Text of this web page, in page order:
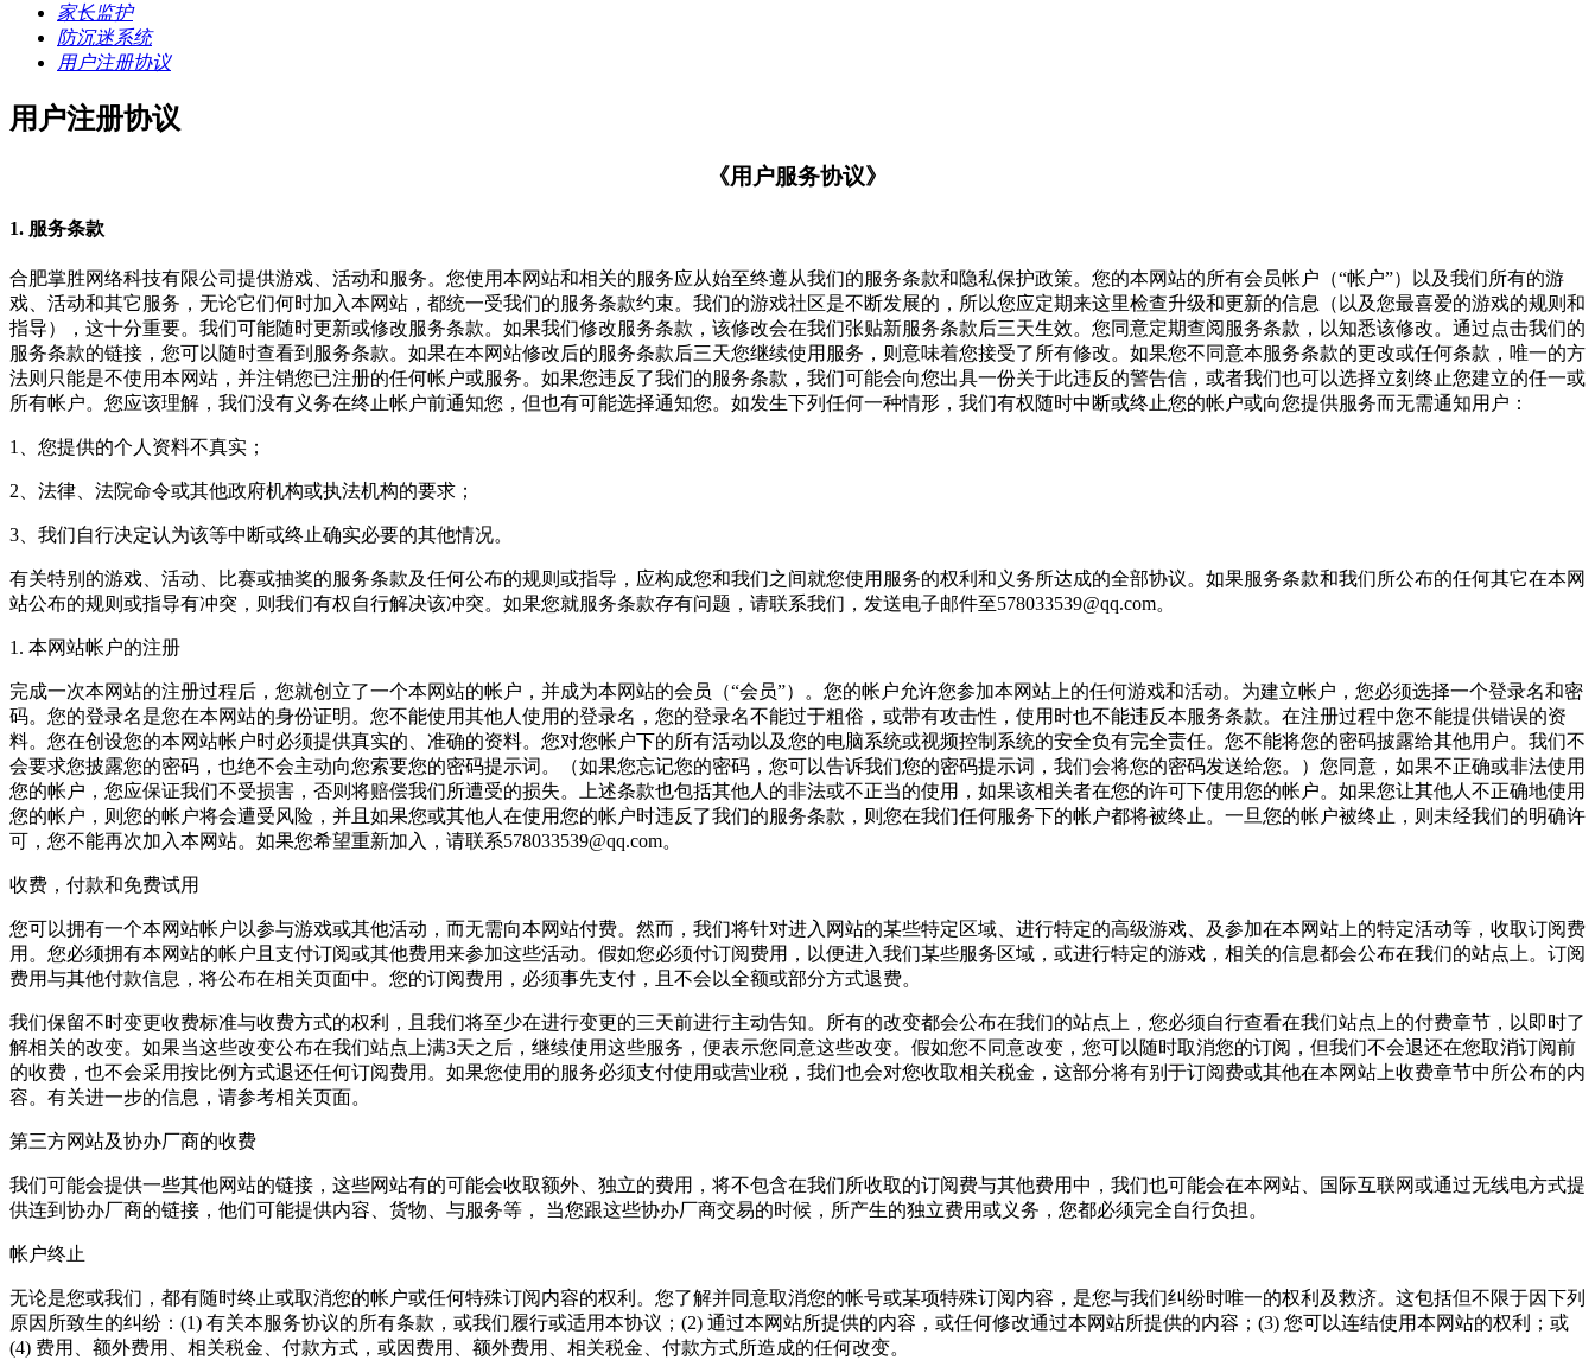
家长监护
防沉迷系统
用户注册协议
用户注册协议
《用户服务协议》
1. 服务条款
合肥掌胜网络科技有限公司提供游戏、活动和服务。您使用本网站和相关的服务应从始至终遵从我们的服务条款和隐私保护政策。您的本网站的所有会员帐户（“帐户”）以及我们所有的游
戏、活动和其它服务，无论它们何时加入本网站，都统一受我们的服务条款约束。我们的游戏社区是不断发展的，所以您应定期来这里检查升级和更新的信息（以及您最喜爱的游戏的规则和
指导），这十分重要。我们可能随时更新或修改服务条款。如果我们修改服务条款，该修改会在我们张贴新服务条款后三天生效。您同意定期查阅服务条款，以知悉该修改。通过点击我们的
服务条款的链接，您可以随时查看到服务条款。如果在本网站修改后的服务条款后三天您继续使用服务，则意味着您接受了所有修改。如果您不同意本服务条款的更改或任何条款，唯一的方
法则只能是不使用本网站，并注销您已注册的任何帐户或服务。如果您违反了我们的服务条款，我们可能会向您出具一份关于此违反的警告信，或者我们也可以选择立刻终止您建立的任一或
所有帐户。您应该理解，我们没有义务在终止帐户前通知您，但也有可能选择通知您。如发生下列任何一种情形，我们有权随时中断或终止您的帐户或向您提供服务而无需通知用户：
1、您提供的个人资料不真实；
2、法律、法院命令或其他政府机构或执法机构的要求；
3、我们自行决定认为该等中断或终止确实必要的其他情况。
有关特别的游戏、活动、比赛或抽奖的服务条款及任何公布的规则或指导，应构成您和我们之间就您使用服务的权利和义务所达成的全部协议。如果服务条款和我们所公布的任何其它在本网
站公布的规则或指导有冲突，则我们有权自行解决该冲突。如果您就服务条款存有问题，请联系我们，发送电子邮件至578033539@qq.com。
1. 本网站帐户的注册
完成一次本网站的注册过程后，您就创立了一个本网站的帐户，并成为本网站的会员（“会员”）。您的帐户允许您参加本网站上的任何游戏和活动。为建立帐户，您必须选择一个登录名和密
码。您的登录名是您在本网站的身份证明。您不能使用其他人使用的登录名，您的登录名不能过于粗俗，或带有攻击性，使用时也不能违反本服务条款。在注册过程中您不能提供错误的资
料。您在创设您的本网站帐户时必须提供真实的、准确的资料。您对您帐户下的所有活动以及您的电脑系统或视频控制系统的安全负有完全责任。您不能将您的密码披露给其他用户。我们不
会要求您披露您的密码，也绝不会主动向您索要您的密码提示词。（如果您忘记您的密码，您可以告诉我们您的密码提示词，我们会将您的密码发送给您。）您同意，如果不正确或非法使用
您的帐户，您应保证我们不受损害，否则将赔偿我们所遭受的损失。上述条款也包括其他人的非法或不正当的使用，如果该相关者在您的许可下使用您的帐户。如果您让其他人不正确地使用
您的帐户，则您的帐户将会遭受风险，并且如果您或其他人在使用您的帐户时违反了我们的服务条款，则您在我们任何服务下的帐户都将被终止。一旦您的帐户被终止，则未经我们的明确许
可，您不能再次加入本网站。如果您希望重新加入，请联系578033539@qq.com。
收费，付款和免费试用
您可以拥有一个本网站帐户以参与游戏或其他活动，而无需向本网站付费。然而，我们将针对进入网站的某些特定区域、进行特定的高级游戏、及参加在本网站上的特定活动等，收取订阅费
用。您必须拥有本网站的帐户且支付订阅或其他费用来参加这些活动。假如您必须付订阅费用，以便进入我们某些服务区域，或进行特定的游戏，相关的信息都会公布在我们的站点上。订阅
费用与其他付款信息，将公布在相关页面中。您的订阅费用，必须事先支付，且不会以全额或部分方式退费。
我们保留不时变更收费标准与收费方式的权利，且我们将至少在进行变更的三天前进行主动告知。所有的改变都会公布在我们的站点上，您必须自行查看在我们站点上的付费章节，以即时了
解相关的改变。如果当这些改变公布在我们站点上满3天之后，继续使用这些服务，便表示您同意这些改变。假如您不同意改变，您可以随时取消您的订阅，但我们不会退还在您取消订阅前
的收费，也不会采用按比例方式退还任何订阅费用。如果您使用的服务必须支付使用或营业税，我们也会对您收取相关税金，这部分将有别于订阅费或其他在本网站上收费章节中所公布的内
容。有关进一步的信息，请参考相关页面。
第三方网站及协办厂商的收费
我们可能会提供一些其他网站的链接，这些网站有的可能会收取额外、独立的费用，将不包含在我们所收取的订阅费与其他费用中，我们也可能会在本网站、国际互联网或通过无线电方式提
供连到协办厂商的链接，他们可能提供内容、货物、与服务等， 当您跟这些协办厂商交易的时候，所产生的独立费用或义务，您都必须完全自行负担。
帐户终止
无论是您或我们，都有随时终止或取消您的帐户或任何特殊订阅内容的权利。您了解并同意取消您的帐号或某项特殊订阅内容，是您与我们纠纷时唯一的权利及救济。这包括但不限于因下列
原因所致生的纠纷：(1) 有关本服务协议的所有条款，或我们履行或适用本协议；(2) 通过本网站所提供的内容，或任何修改通过本网站所提供的内容；(3) 您可以连结使用本网站的权利；或
(4) 费用、额外费用、相关税金、付款方式，或因费用、额外费用、相关税金、付款方式所造成的任何改变。